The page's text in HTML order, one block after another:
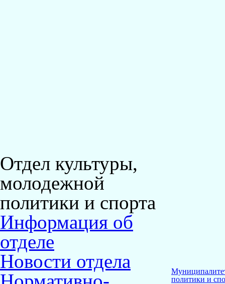
Отдел культуры,
молодежной
политики и спорта
Информация об
отделе
Новости отдела
политики и